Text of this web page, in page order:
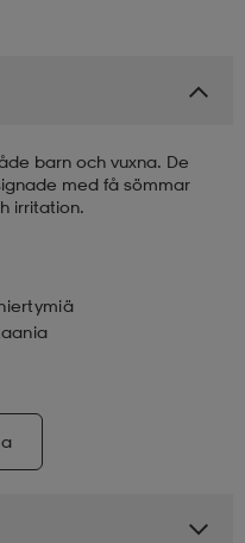
barn och vuxna. De
med få sömmar
irritation.